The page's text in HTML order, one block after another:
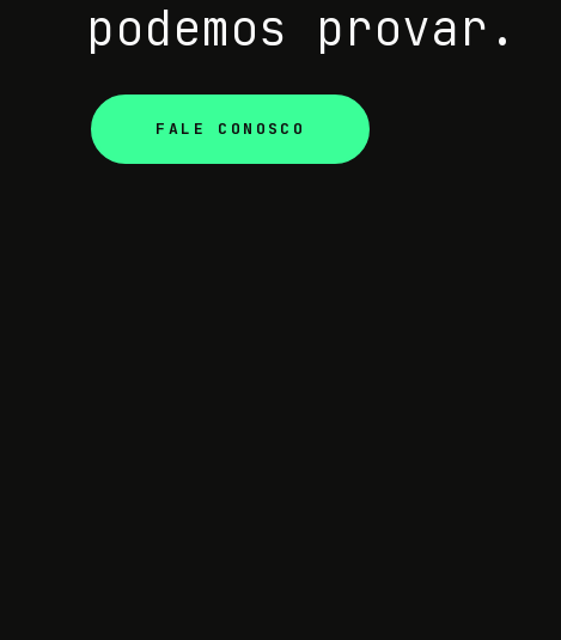
podemos provar.
FALE CONOSCO